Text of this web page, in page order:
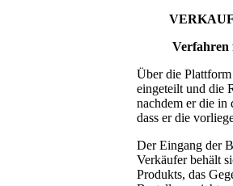
Verfahren
Über die
eingeteilt und die
nachdem er die in
dass er die
Der Eingang der
Verkäufer behält
Produkts, das